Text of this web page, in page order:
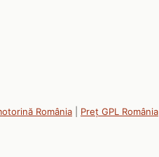
România Preț GPL România